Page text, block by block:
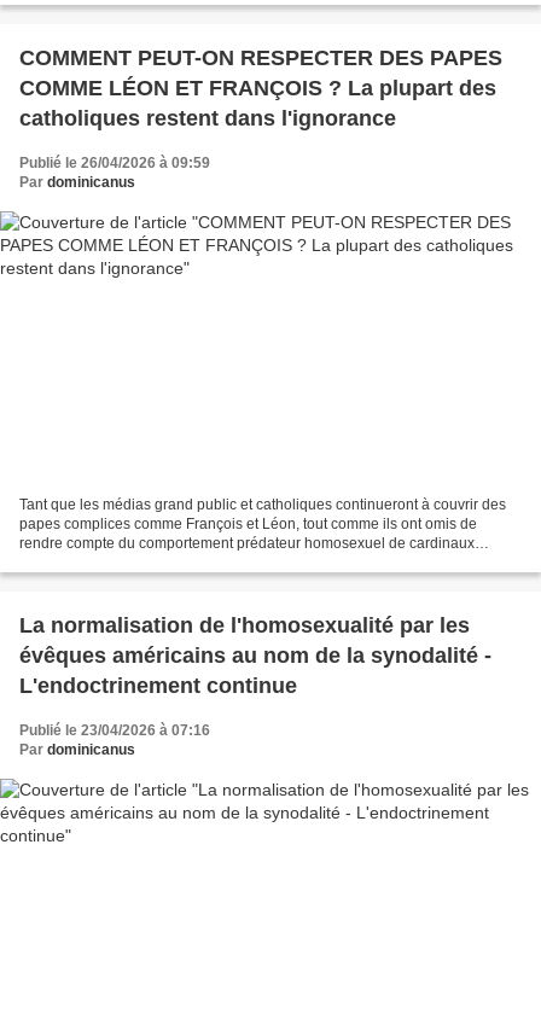
COMMENT PEUT-ON RESPECTER DES PAPES
COMME LÉON ET FRANÇOIS ? La plupart des
catholiques restent dans l'ignorance
Publié le 26/04/2026 à 09:59
Par dominicanus
Tant que les médias grand public et catholiques continueront à couvrir des
papes complices comme François et Léon, tout comme ils ont omis de
rendre compte du comportement prédateur homosexuel de cardinaux
La normalisation de l'homosexualité par les
évêques américains au nom de la synodalité -
L'endoctrinement continue
Publié le 23/04/2026 à 07:16
Par dominicanus